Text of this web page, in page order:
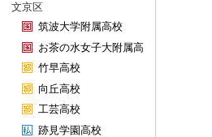
文京区
筑波大学附属高校
お茶の水女子大附属高
竹早高校
向丘高校
工芸高校
跡見学園高校